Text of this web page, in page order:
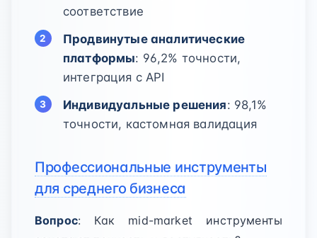
соответствие
Продвинутые аналитические
платформы: 96,2% точности,
интеграция с API
Индивидуальные решения: 98,1%
точности, кастомная валидация
Профессиональные инструменты
для среднего бизнеса
Вопрос: Как mid-market инструменты